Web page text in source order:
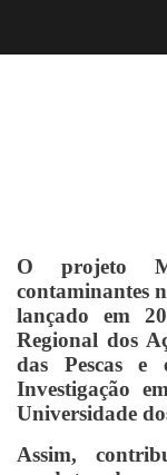
O projeto
contaminantes
lançado em
Regional dos
das Pescas e
Investigação
Universidade
Assim,